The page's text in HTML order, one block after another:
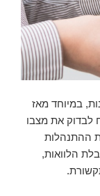
במיוחד מאז
לבדוק את מצבו
ההתנהלות
הלוואות,